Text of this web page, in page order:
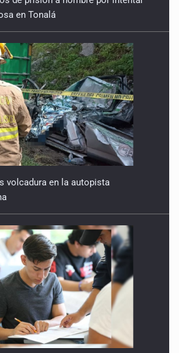
volcadura en la autopista
de 64 mil alumnos en preparatoria y